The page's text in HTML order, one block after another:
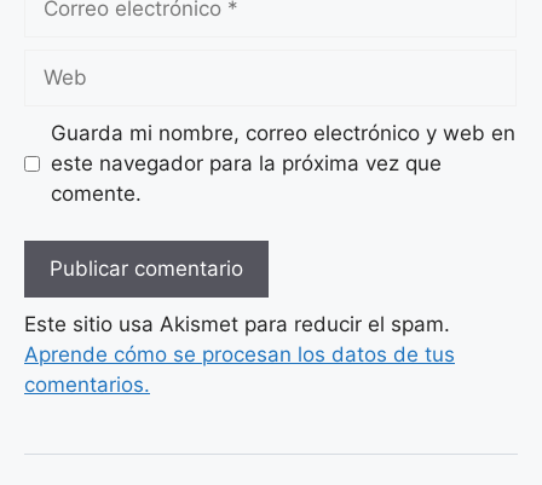
Web
Guarda mi nombre, correo electrónico y web en
este navegador para la próxima vez que
comente.
Este sitio usa Akismet para reducir el spam.
Aprende cómo se procesan los datos de tus
comentarios.